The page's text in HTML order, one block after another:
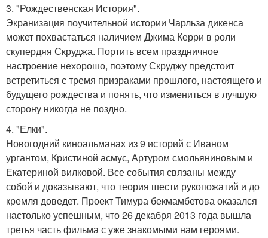
3. "Рождественская История".
Экранизация поучительной истории Чарльза дикенса
может похвастаться наличием Джима Керри в роли
скупердяя Скруджа. Портить всем праздничное
настроение нехорошо, поэтому Скруджу предстоит
встретиться с тремя призраками прошлого, настоящего и
будущего рождества и понять, что измениться в лучшую
сторону никогда не поздно.
4. "Елки".
Новогодний киноальманах из 9 историй с Иваном
ургантом, Кристиной асмус, Артуром смольяниновым и
Екатериной вилковой. Все события связаны между
собой и доказывают, что теория шести рукопожатий и до
кремля доведет. Проект Тимура бекмамбетова оказался
настолько успешным, что 26 декабря 2013 года вышла
третья часть фильма с уже знакомыми нам героями.